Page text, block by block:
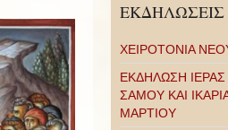
ΕΚΔΗΛΩΣΕΙΣ
ΧΕΙΡΟΤΟΝΙΑ
ΕΚΔΗΛΩΣΗ
ΣΑΜΟΥ ΚΑΙ
ΜΑΡΤΙΟΥ